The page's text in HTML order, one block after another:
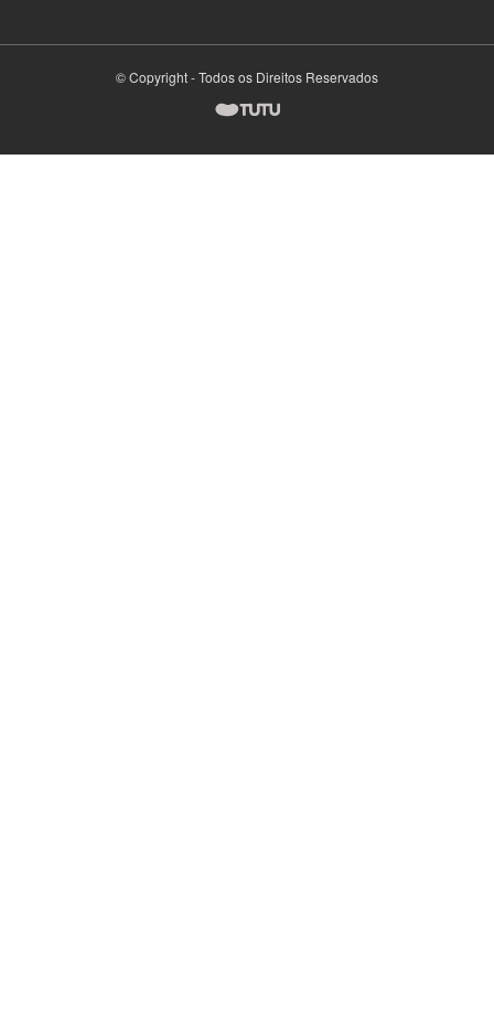
© Copyright - Todos os Direitos Reservados